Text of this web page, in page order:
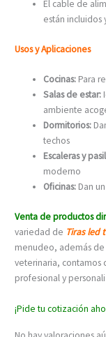
El cable de
están
Usos y Aplicaciones
Cocinas: Para
Salas de estar:
ambiente
Dormitorios:
techos
Escaleras y
moderno
Oficinas: Dan
Venta de productos
variedad de Tiras led
menudeo, además de
veterinaria, contamos
profesional y
¡Pide tu cotización